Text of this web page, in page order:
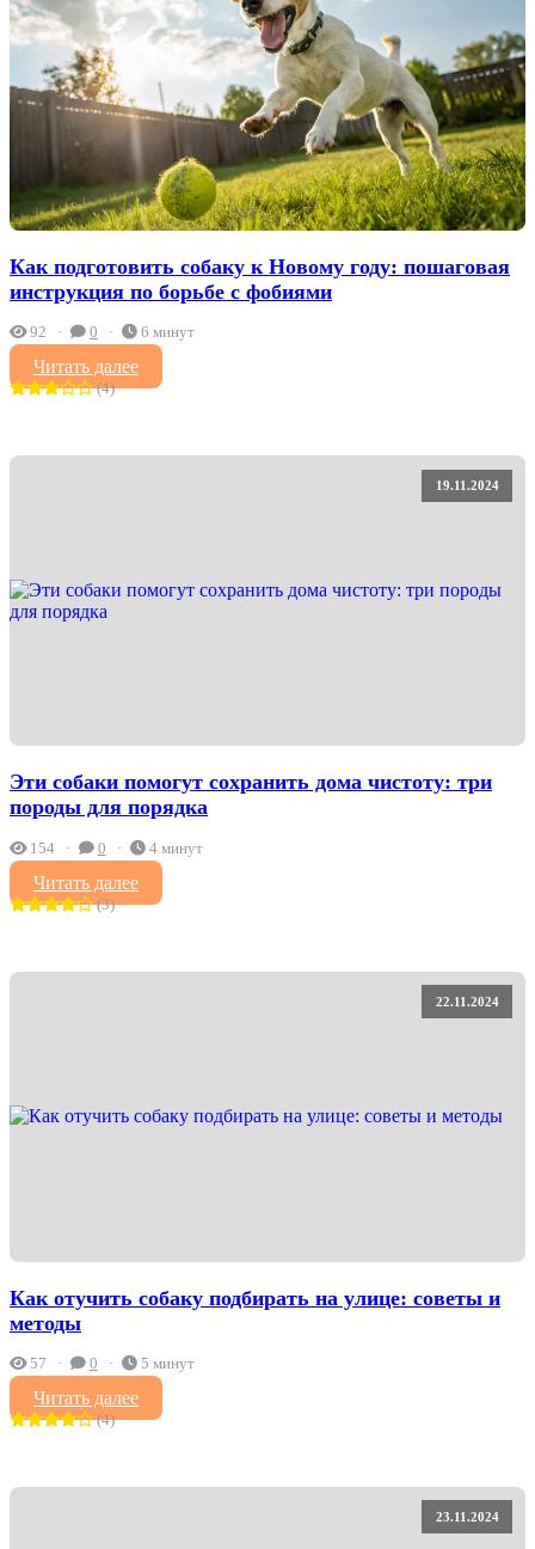
Как подготовить собаку к Новому году: пошаговая
инструкция по борьбе с фобиями
92 0 6 минут
Читать далее
(4)
19.11.2024
Эти собаки помогут сохранить дома чистоту: три
породы для порядка
154 0 4 минут
Читать далее
(3)
22.11.2024
Как отучить собаку подбирать на улице: советы и
методы
57 0 5 минут
Читать далее
(4)
23.11.2024